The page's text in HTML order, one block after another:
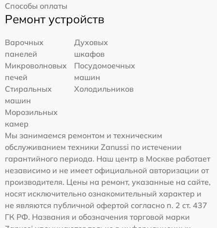
Способы оплаты
Ремонт устройств
Варочных
панелей
Духовых
шкафов
Микроволновых
печей
Посудомоечных
машин
Стиральных
машин
Холодильников
Морозильных
камер
Мы занимаемся ремонтом и техническим
обслуживанием техники Zanussi по истечении
гарантийного периода. Наш центр в Москве работает
независимо и не имеет официальной авторизации от
производителя. Цены на ремонт, указанные на сайте,
носят исключительно ознакомительный характер и
не являются публичной офертой согласно п. 2 ст. 437
ГК РФ. Названия и обозначения торговой марки